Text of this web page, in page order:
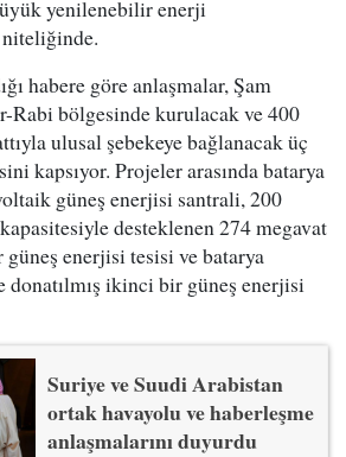
yenilenebilir enerji
niteliğinde.
habere göre anlaşmalar, Şam
Rabi bölgesinde kurulacak ve 400
ulusal şebekeye bağlanacak üç
kapsıyor. Projeler arasında batarya
güneş enerjisi santrali, 200
desteklenen 274 megavat
enerjisi tesisi ve batarya
donatılmış ikinci bir güneş enerjisi
Suriye ve Suudi Arabistan
ortak havayolu ve haberleşme
anlaşmalarını duyurdu